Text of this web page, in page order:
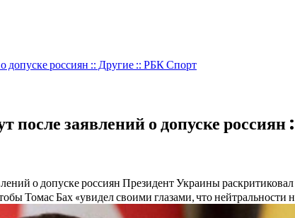
допуске россиян :: Другие :: РБК Спорт
заявлений о допуске
о допуске россиян Президент Украины
Томас Бах «увидел своими глазами, что нейтральности